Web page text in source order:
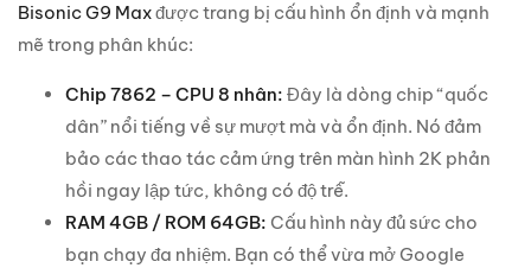
Bisonic G9 Maxđược trang bị cấu hình ổn định và mạnh
mẽ trong phân khúc:
Chip 7862 – CPU 8 nhân: Đây là dòng chip “quốc
dân” nổi tiếng về sự mượt mà và ổn định. Nó đảm
bảo các thao tác cảm ứng trên màn hình 2K phản
hồi ngay lập tức, không có độ trễ.
RAM 4GB / ROM 64GB: Cấu hình này đủ sức cho
bạn chạy đa nhiệm. Bạn có thể vừa mở Google